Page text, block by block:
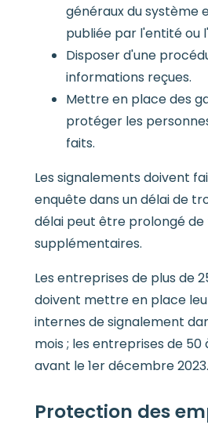
généraux du système
publiée par l'entité ou
Disposer d'une
informations reçues.
Mettre en place des
protéger les
faits.
Les signalements doivent
enquête dans un délai de
délai peut être prolongé de
supplémentaires.
Les entreprises de plus de
doivent mettre en place
internes de signalement
mois ; les entreprises de 50
avant le 1er décembre 2023.
Protection des